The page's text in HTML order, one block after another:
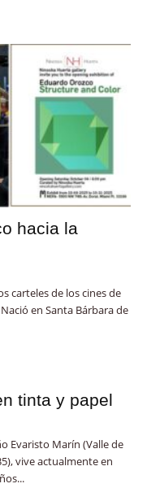
hacia la
carteles de los cines de
en Santa Bárbara de
tinta y papel
Evaristo Marín (Valle de
vive actualmente en